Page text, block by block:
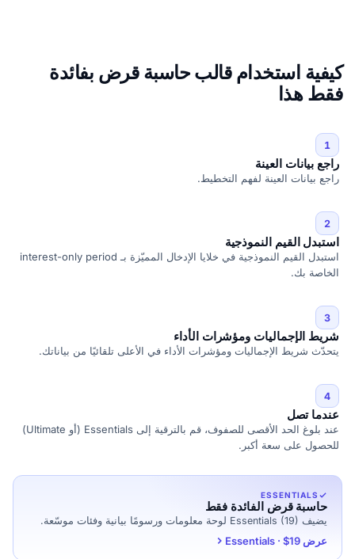
كيفية استخدام قالب حاسبة قرض بفائدة
فقط هذا
1
راجع بيانات العينة
راجع بيانات العينة لفهم التخطيط.
2
استبدل القيم النموذجية
استبدل القيم النموذجية في خلايا الإدخال المميّزة بـ interest-only period
الخاصة بك.
3
شريط الإجماليات ومؤشرات الأداء
يتحدّث شريط الإجماليات ومؤشرات الأداء في الأعلى تلقائيًا من بياناتك.
4
عندما تصل
عند بلوغ الحد الأقصى للصفوف، قم بالترقية إلى Essentials (أو Ultimate)
للحصول على سعة أكبر.
ESSENTIALS
حاسبة قرض الفائدة فقط
يضيف Essentials (19) لوحة معلومات ورسومًا بيانية وفئات موسّعة.
عرض Essentials · $19